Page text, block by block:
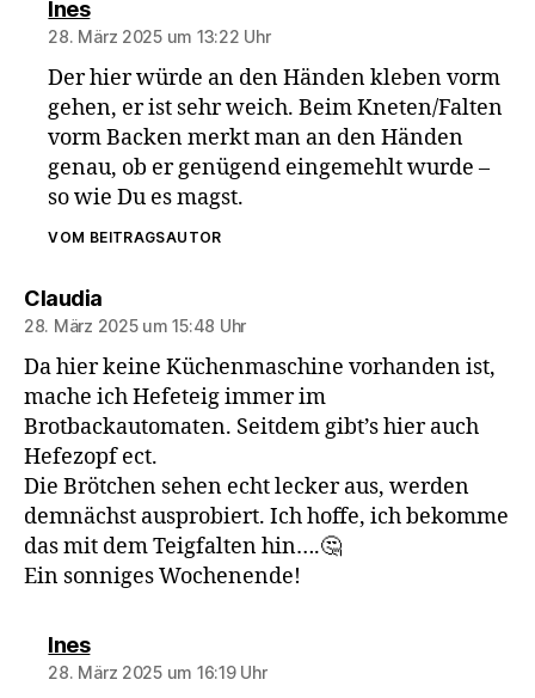
Inessagt:
28. März 2025 um 13:22 Uhr
Der hier würde an den Händen kleben vorm
gehen, er ist sehr weich. Beim Kneten/Falten
vorm Backen merkt man an den Händen
genau, ob er genügend eingemehlt wurde –
so wie Du es magst.
VOM BEITRAGSAUTOR
Claudiasagt:
28. März 2025 um 15:48 Uhr
Da hier keine Küchenmaschine vorhanden ist,
mache ich Hefeteig immer im
Brotbackautomaten. Seitdem gibt’s hier auch
Hefezopf ect.
Die Brötchen sehen echt lecker aus, werden
demnächst ausprobiert. Ich hoffe, ich bekomme
das mit dem Teigfalten hin….🤔
Ein sonniges Wochenende!
Inessagt:
28. März 2025 um 16:19 Uhr